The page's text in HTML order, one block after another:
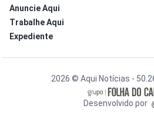
Anuncie Aqui
Trabalhe Aqui
Expediente
2026 © Aqui Notícias -
Desenvolvido por